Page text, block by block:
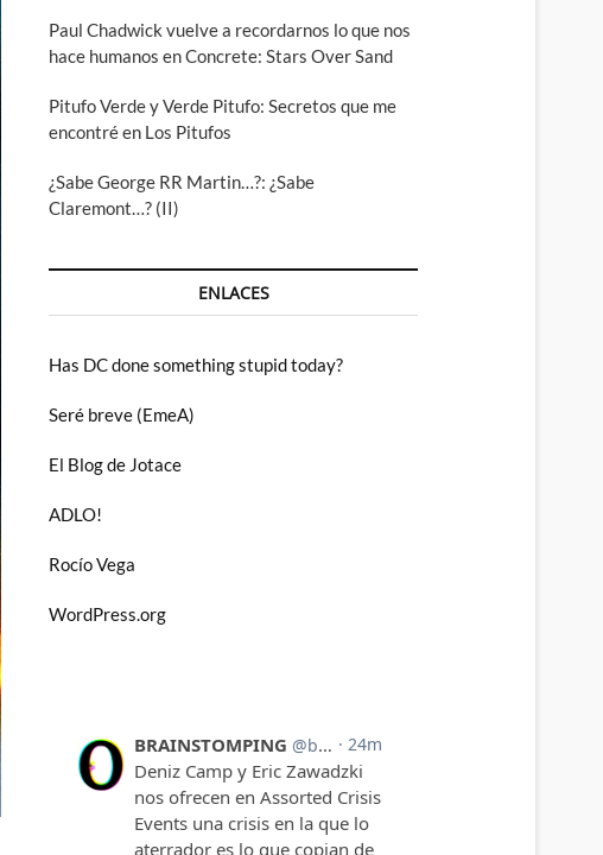
Paul Chadwick vuelve a recordarnos lo que nos
hace humanos en Concrete: Stars Over Sand
Pitufo Verde y Verde Pitufo: Secretos que me
encontré en Los Pitufos
¿Sabe George RR Martin…?: ¿Sabe
Claremont…? (II)
ENLACES
Has DC done something stupid today?
Seré breve (EmeA)
El Blog de Jotace
ADLO!
Rocío Vega
WordPress.org